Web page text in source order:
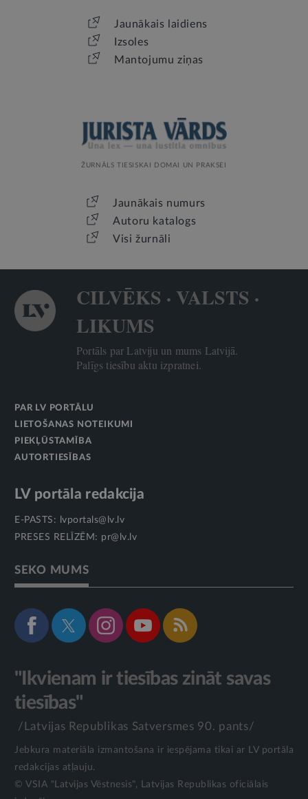
Jaunākais laidiens
Izsoles
Mantojumu ziņas
ŽURNĀLS TIESISKAI DOMAI UN PRAKSEI
Jaunākais numurs
Autoru katalogs
Visi žurnāli
CILVĒKS · VALSTS ·
LIKUMS
Portāls par Latviju un mums Latvijā.
Palīgs tiesību aktu izpratnei.
PAR LV PORTĀLU
LIETOŠANAS NOTEIKUMI
PIEKĻŪSTAMĪBA
AUTORTIESĪBAS
LV portāla redakcija
E-PASTS:
lvportals@lv.lv
PRESES RELĪZĒM: pr@lv.lv
SEKO MUMS
"Ikvienam ir tiesības zināt savas
tiesības"
/Latvijas Republikas Satversmes 90. pants/
Jebkura materiāla izmantošana ir iespējama tikai ar LV portāla
redakcijas atļauju.
© VSIA "Latvijas Vēstnesis", Latvijas Republikas oficiālais